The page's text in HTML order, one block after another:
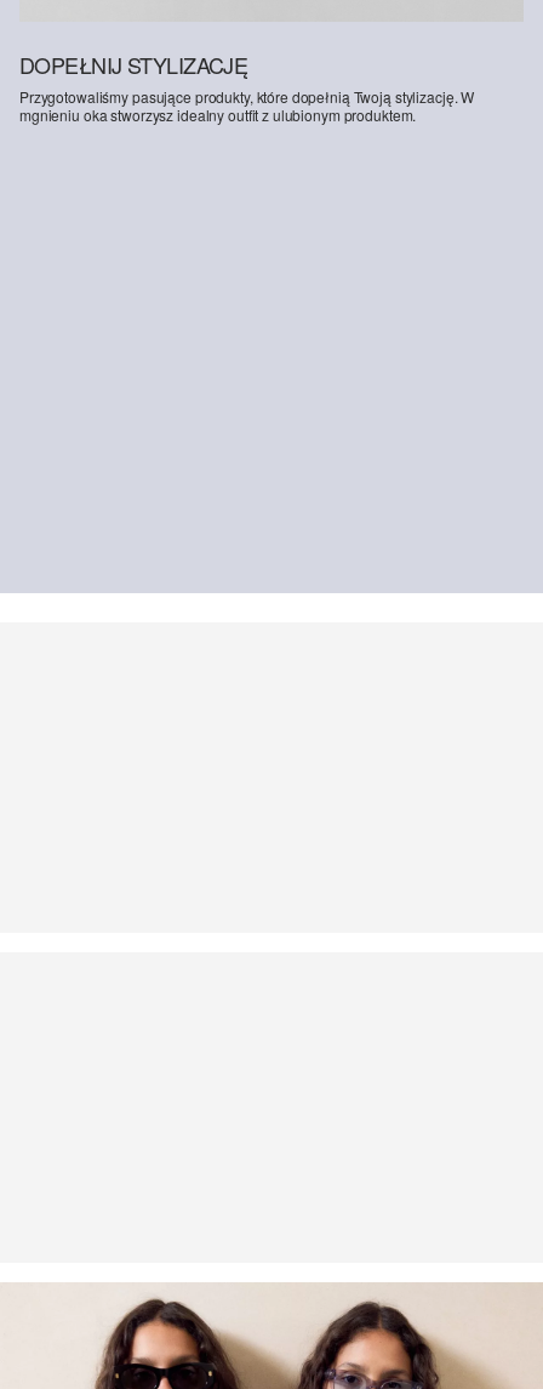
DOPEŁNIJ STYLIZACJĘ
Przygotowaliśmy pasujące produkty, które dopełnią Twoją stylizację. W
mgnieniu oka stworzysz idealny outfit z ulubionym produktem.